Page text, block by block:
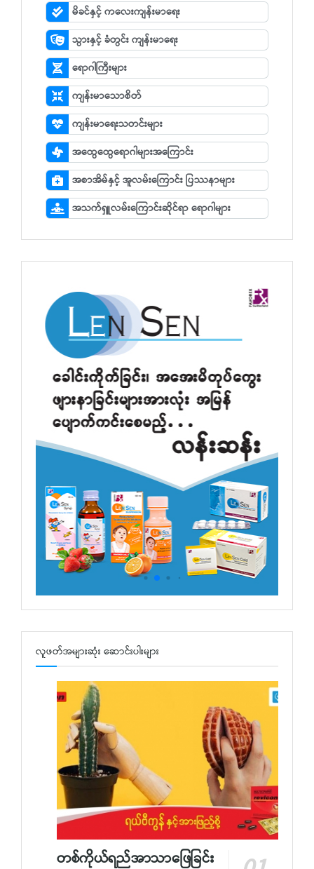
မိခင်နှင့် ကလေးကျန်းမာရေး
သွားနှင့် ခံတွင်း ကျန်းမာရေး
ရောဂါကြီးများ
ကျန်းမာသောစိတ်
ကျန်းမာရေးသတင်းများ
အထွေထွေရောဂါများအကြောင်း
အစာအိမ်နှင့် အူလမ်းကြောင်း ပြဿနာများ
အသက်ရှူလမ်းကြောင်းဆိုင်ရာ ရောဂါများ
လူဖတ်အများဆုံး ဆောင်းပါးများ
တစ်ကိုယ်ရည်အာသာဖြေခြင်း